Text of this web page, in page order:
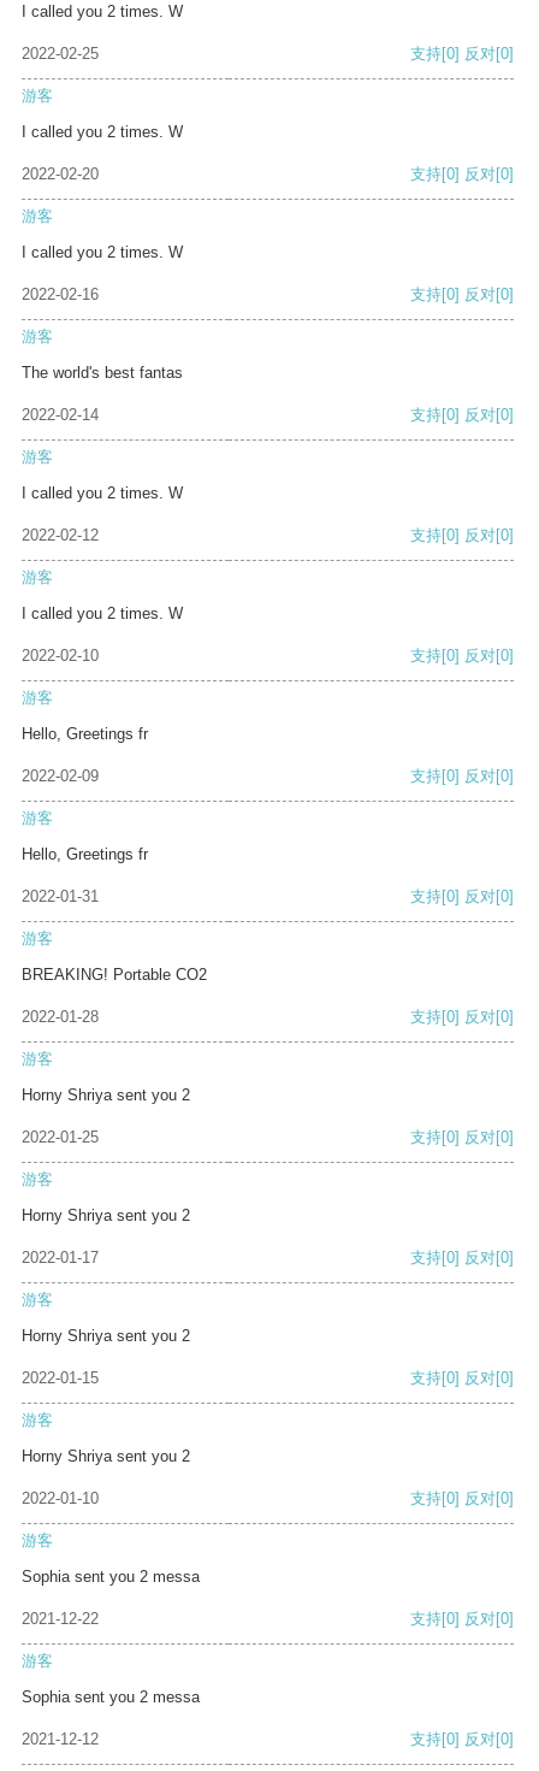
I called you 2 times. W
2022-02-25 支持[0] 反对[0]
游客
I called you 2 times. W
2022-02-20 支持[0] 反对[0]
游客
I called you 2 times. W
2022-02-16 支持[0] 反对[0]
游客
The world's best fantas
2022-02-14 支持[0] 反对[0]
游客
I called you 2 times. W
2022-02-12 支持[0] 反对[0]
游客
I called you 2 times. W
2022-02-10 支持[0] 反对[0]
游客
Hello, Greetings fr
2022-02-09 支持[0] 反对[0]
游客
Hello, Greetings fr
2022-01-31 支持[0] 反对[0]
游客
BREAKING! Portable CO2
2022-01-28 支持[0] 反对[0]
游客
Horny Shriya sent you 2
2022-01-25 支持[0] 反对[0]
游客
Horny Shriya sent you 2
2022-01-17 支持[0] 反对[0]
游客
Horny Shriya sent you 2
2022-01-15 支持[0] 反对[0]
游客
Horny Shriya sent you 2
2022-01-10 支持[0] 反对[0]
游客
Sophia sent you 2 messa
2021-12-22 支持[0] 反对[0]
游客
Sophia sent you 2 messa
2021-12-12 支持[0] 反对[0]